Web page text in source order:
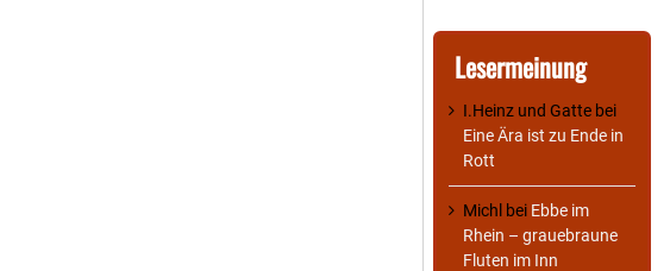
Lesermeinung
I.Heinz und Gatte bei
Eine Ära ist zu Ende in
Rott
Michl bei Ebbe im
Rhein – grauebraune
Fluten im Inn